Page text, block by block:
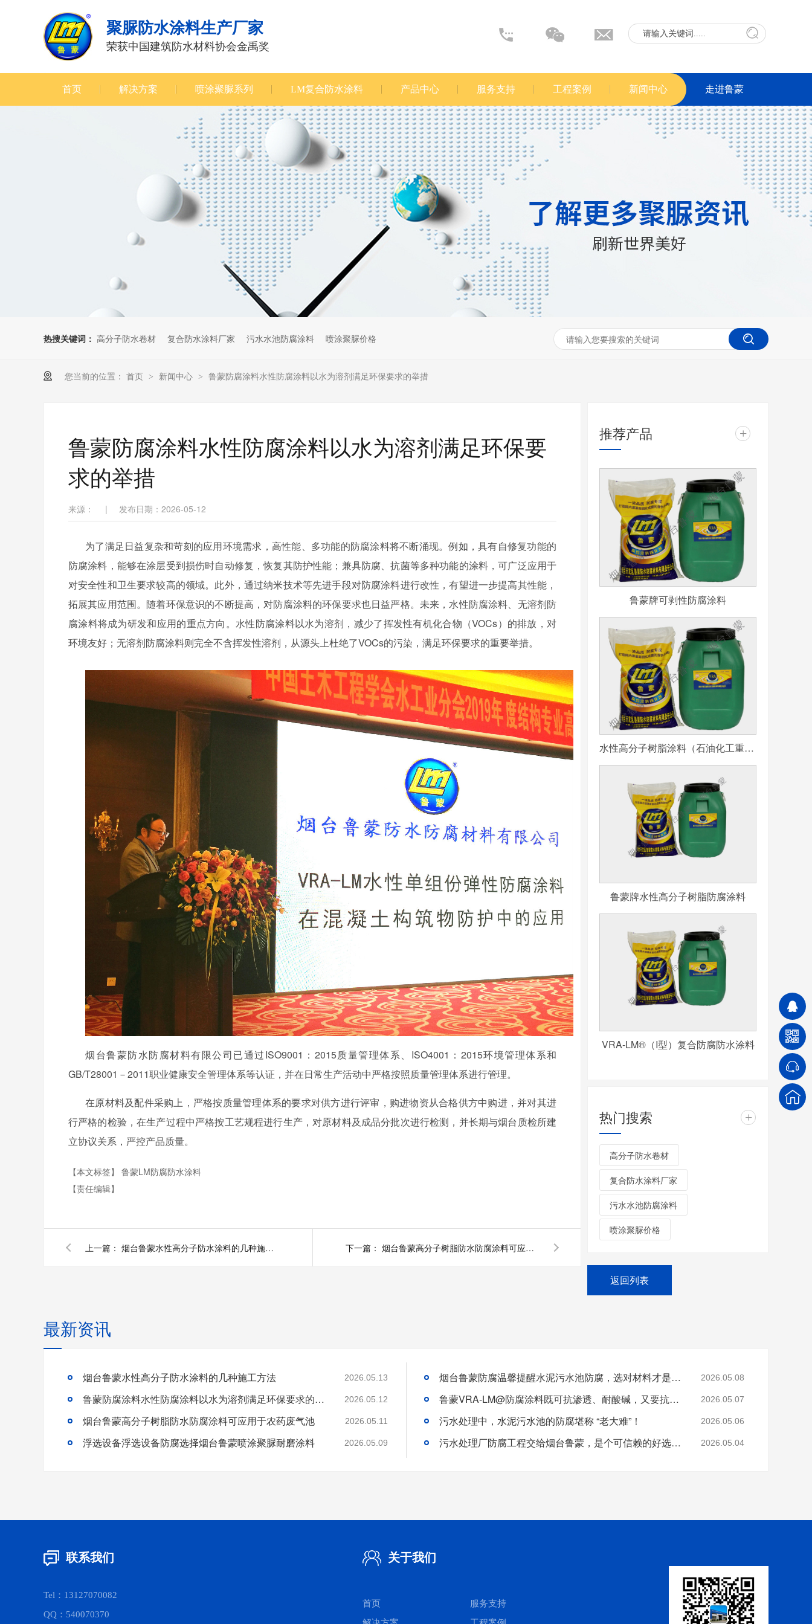
聚脲防水涂料生产厂家
荣获中国建筑防水材料协会金禹奖
首页 解决方案 喷涂聚脲系列 LM复合防水涂料 产品中心 服务支持 工程案例 新闻中心 走进鲁蒙
热搜关键词： 高分子防水卷材 复合防水涂料厂家 污水水池防腐涂料 喷涂聚脲价格
您当前的位置： 首页 > 新闻中心 > 鲁蒙防腐涂料水性防腐涂料以水为溶剂满足环保要求的举措
鲁蒙防腐涂料水性防腐涂料以水为溶剂满足环保要
求的举措
来源： | 发布日期：2026-05-12
为了满足日益复杂和苛刻的应用环境需求，高性能、多功能的防腐涂料将不断涌现。例如，具有自修复功能的
防腐涂料，能够在涂层受到损伤时自动修复，恢复其防护性能；兼具防腐、抗菌等多种功能的涂料，可广泛应用于
对安全性和卫生要求较高的领域。此外，通过纳米技术等先进手段对防腐涂料进行改性，有望进一步提高其性能，
拓展其应用范围。随着环保意识的不断提高，对防腐涂料的环保要求也日益严格。未来，水性防腐涂料、无溶剂防
腐涂料将成为研发和应用的重点方向。水性防腐涂料以水为溶剂，减少了挥发性有机化合物（VOCs）的排放，对
环境友好；无溶剂防腐涂料则完全不含挥发性溶剂，从源头上杜绝了VOCs的污染 ，满足环保要求的重要举措。
烟台鲁蒙防水防腐材料有限公司已通过ISO9001 ： 2015质量管理体系、 ISO4001 ： 2015环境管理体系和
GB/T28001 －2011职业健康安全管理体系等认证，并在日常生产活动中严格按照质量管理体系进行管理。
在原材料及配件采购上，严格按质量管理体系的要求对供方进行评审，购进物资从合格供方中购进，并对其进
行严格的检验，在生产过程中严格按工艺规程进行生产，对原材料及成品分批次进行检测，并长期与烟台质检所建
立协议关系，严控产品质量。
【本文标签】 鲁蒙LM防腐防水涂料
【责任编辑】
上一篇： 烟台鲁蒙水性高分子防水涂料的几种施工方法 下一篇： 烟台鲁蒙高分子树脂防水防腐涂料可应用于农药废气池
推荐产品 +
鲁蒙牌可剥性防腐涂料
水性高分子树脂涂料（石油化工重防腐用）
鲁蒙牌水性高分子树脂防腐涂料
VRA-LM®（I型）复合防腐防水涂料
热门搜索 +
高分子防水卷材
复合防水涂料厂家
污水水池防腐涂料
喷涂聚脲价格
返回列表
最新资讯
烟台鲁蒙水性高分子防水涂料的几种施工方法 2026.05.13
鲁蒙防腐涂料水性防腐涂料以水为溶剂满足环保要求的举措 2026.05.12
烟台鲁蒙高分子树脂防水防腐涂料可应用于农药废气池 2026.05.11
浮选设备浮选设备防腐选择烟台鲁蒙喷涂聚脲耐磨涂料 2026.05.09
烟台鲁蒙防腐温馨提醒水泥污水池防腐，选对材料才是关键！ 2026.05.08
鲁蒙VRA-LM@防腐涂料既可抗渗透、耐酸碱，又要抗微生物、附着力强 2026.05.07
污水处理中，水泥污水池的防腐堪称 “老大难”！ 2026.05.06
污水处理厂防腐工程交给烟台鲁蒙，是个可信赖的好选择！ 2026.05.04
联系我们
Tel：13127070082
QQ：540070370
关于我们
首页
服务支持